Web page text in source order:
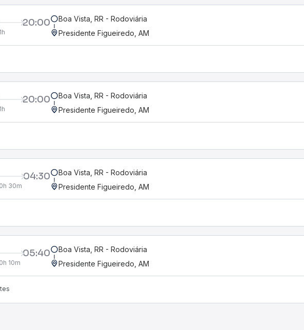
20:00
Boa Vista, RR - Rodoviária
Presidente Figueiredo, AM
20:00
Boa Vista, RR - Rodoviária
Presidente Figueiredo, AM
04:30
30m
Boa Vista, RR - Rodoviária
Presidente Figueiredo, AM
05:40
10m
Boa Vista, RR - Rodoviária
Presidente Figueiredo, AM